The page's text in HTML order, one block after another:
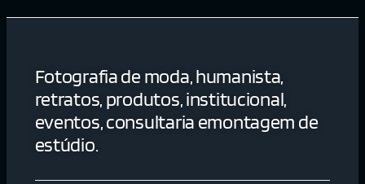
Fotografia de moda, humanista,
retratos, produtos, institucional,
eventos, consultaria emontagem de
estúdio.